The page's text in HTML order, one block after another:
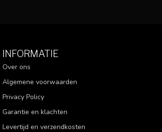
INFORMATIE
Over ons
Algemene voorwaarden
Privacy Policy
Garantie en klachten
Levertijd en verzendkosten